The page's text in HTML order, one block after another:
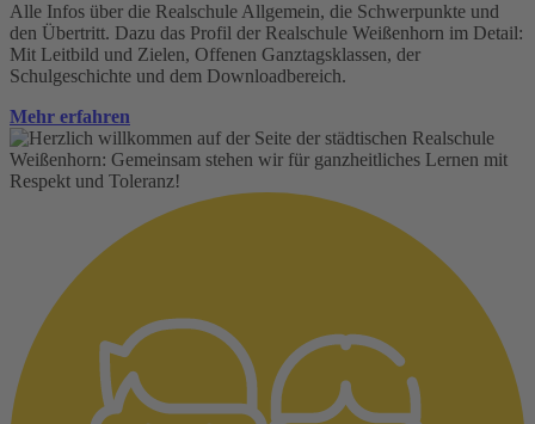
Alle Infos über die Realschule Allgemein, die Schwerpunkte und
den Übertritt. Dazu das Profil der Realschule Weißenhorn im Detail:
Mit Leitbild und Zielen, Offenen Ganztagsklassen, der
Schulgeschichte und dem Downloadbereich.
Mehr erfahren